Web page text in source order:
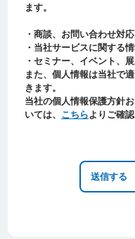
ます。
・商談、お問い合わせ対応
・当社サービスに関する
・セミナー、イベント、
また、個人情報は当社で
きます。
当社の個人情報保護方針
いては、 こちら よりご確認